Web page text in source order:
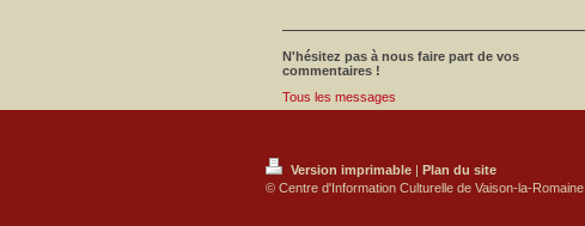
N'hésitez pas à nous faire part de vos
commentaires !
Tous les messages
Version imprimable | Plan du site
© Centre d'Information Culturelle de Vaison-la-Romaine